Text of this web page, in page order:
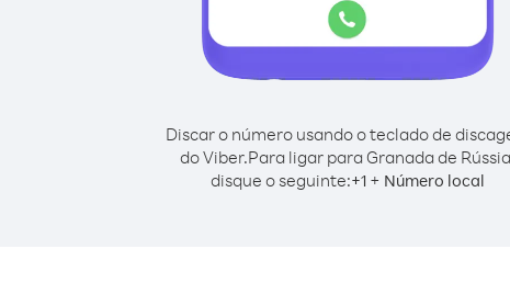
Discar o número usando o teclado de
do Viber.Para ligar para Granada de
disque o seguinte:+1 + Número local